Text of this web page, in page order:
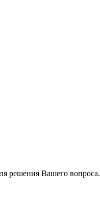
решения Вашего вопроса.